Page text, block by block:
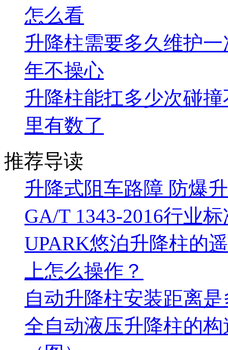
怎么看
升降柱需要多久维护
年不操心
升降柱能扛多少次碰
里有数了
推荐导读
升降式阻车路障 防爆
GA/T 1343-2016行业标
UPARK悠泊升降柱的
上怎么操作？
自动升降柱安装距离
全自动液压升降柱的